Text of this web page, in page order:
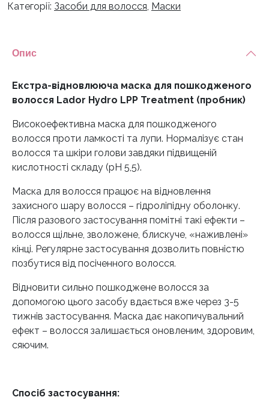
Категорії: Засоби для волосся, Маски
Опис
Екстра-відновлююча маска для пошкодженого
волосся Lador Hydro LPP Treatment (пробник)
Високоефективна маска для пошкодженого
волосся проти ламкості та лупи. Нормалізує стан
волосся та шкіри голови завдяки підвищеній
кислотності складу (pH 5,5).
Маска для волосся працює на відновлення
захисного шару волосся – гідроліпідну оболонку.
Після разового застосування помітні такі ефекти –
волосся щільне, зволожене, блискуче, «наживлені»
кінці. Регулярне застосування дозволить повністю
позбутися від посіченного волосся.
Відновити сильно пошкоджене волосся за
допомогою цього засобу вдається вже через 3-5
тижнів застосування. Маска дає накопичувальний
ефект – волосся залишається оновленим, здоровим,
сяючим.
Спосіб застосування: